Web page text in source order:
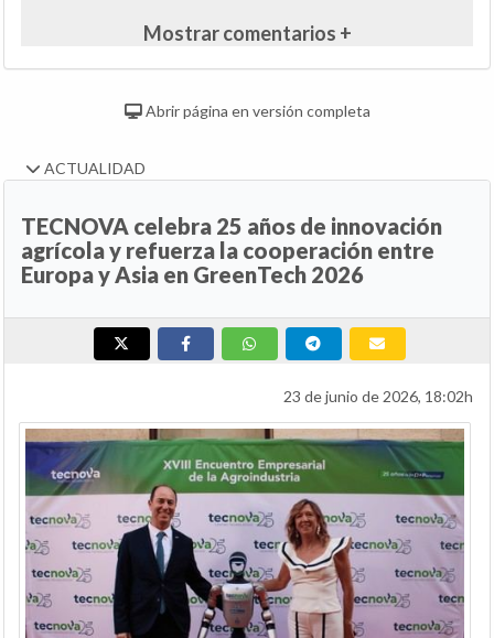
Mostrar comentarios +
Abrir página en versión completa
ACTUALIDAD
TECNOVA celebra 25 años de innovación
agrícola y refuerza la cooperación entre
Europa y Asia en GreenTech 2026
23 de junio de 2026, 18:02h